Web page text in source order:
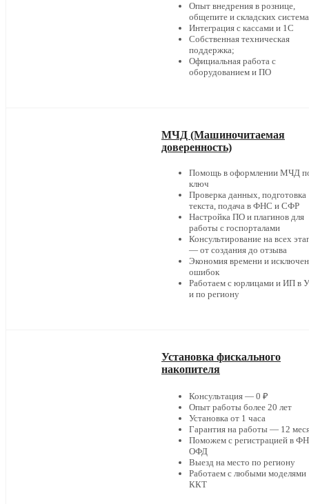
Опыт внедрения в рознице,
общепите и складских
Интеграция с кассами и 1С
Собственная техническая
поддержка;
Официальная работа с
оборудованием и ПО
МЧД (Машиночитаемая
доверенность)
Помощь в оформлении МЧД
ключ
Проверка данных, подготовка
текста, подача в ФНС и СФР
Настройка ПО и плагинов для
работы с госпорталами
Консультирование на всех
— от создания до отзыва
Экономия времени и
ошибок
Работаем с юрлицами и ИП в
и по региону
Установка фискального
накопителя
Консультация — 0 ₽
Опыт работы более 20 лет
Установка от 1 часа
Гарантия на работы — 12
Поможем с регистрацией в
ОФД
Выезд на место по региону
Работаем с любыми моделями
ККТ